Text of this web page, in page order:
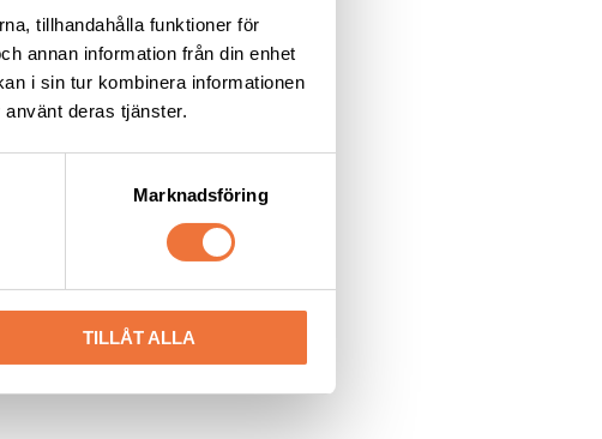
tillhandahålla funktioner för
annan information från din enhet
i sin tur kombinera informationen
deras tjänster.
Marknadsföring
TILLÅT ALLA